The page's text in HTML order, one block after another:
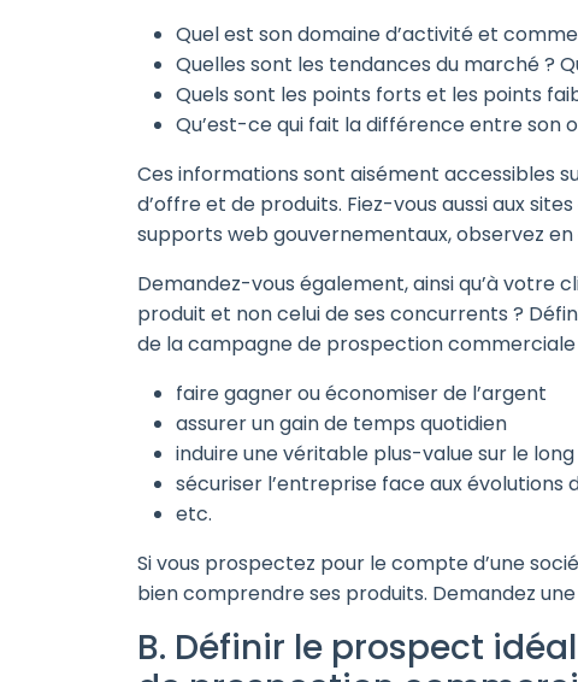
Quel est son domaine d’activité et
Quelles sont les tendances du marché ?
Quels sont les points forts et les points
Qu’est-ce qui fait la différence entre son
Ces informations sont aisément accessibles
d’offre et de produits. Fiez-vous aussi aux
supports web gouvernementaux, observez
Demandez-vous également, ainsi qu’à votre
produit et non celui de ses concurrents ?
de la campagne de prospection commerciale
faire gagner ou économiser de l’argent
assurer un gain de temps quotidien
induire une véritable plus-value sur le
sécuriser l’entreprise face aux évolutions
etc.
Si vous prospectez pour le compte d’une
bien comprendre ses produits. Demandez
B. Définir le prospect